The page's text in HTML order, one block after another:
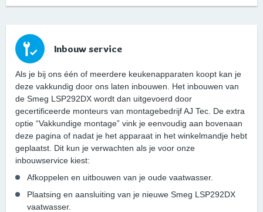
Inbouw service
Als je bij ons één of meerdere keukenapparaten koopt kan je
deze vakkundig door ons laten inbouwen. Het inbouwen van
de Smeg LSP292DX wordt dan uitgevoerd door
gecertificeerde monteurs van montagebedrijf AJ Tec. De extra
optie “Vakkundige montage” vink je eenvoudig aan bovenaan
deze pagina of nadat je het apparaat in het winkelmandje hebt
geplaatst. Dit kun je verwachten als je voor onze
inbouwservice kiest:
Afkoppelen en uitbouwen van je oude vaatwasser.
Plaatsing en aansluiting van je nieuwe Smeg LSP292DX
vaatwasser.